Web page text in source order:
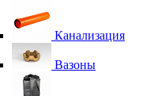
Канализация
Вазоны